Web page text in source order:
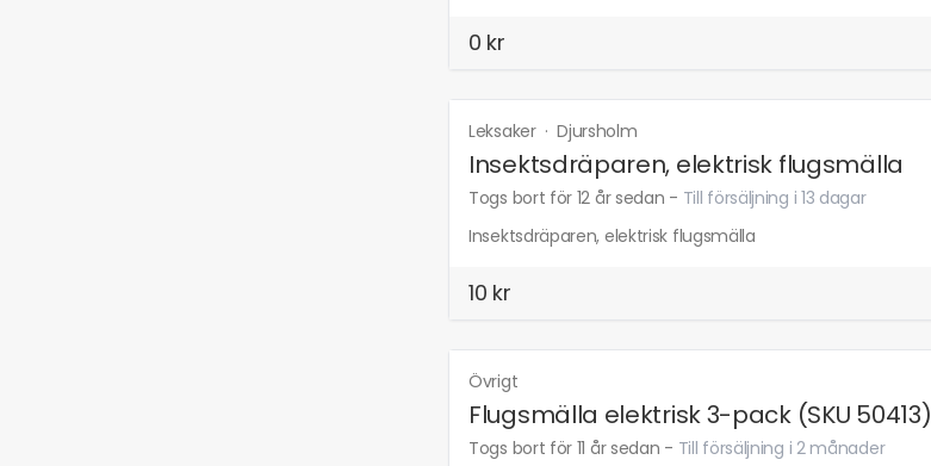
0 kr
Leksaker ·Djursholm
Insektsdräparen, elektrisk flugsmälla
Togs bort för 12 år sedan - Till försäljning i 13 dagar
Insektsdräparen, elektrisk flugsmälla
10 kr
Övrigt
Flugsmälla elektrisk 3-pack (SKU 50413)
Togs bort för 11 år sedan - Till försäljning i 2 månader